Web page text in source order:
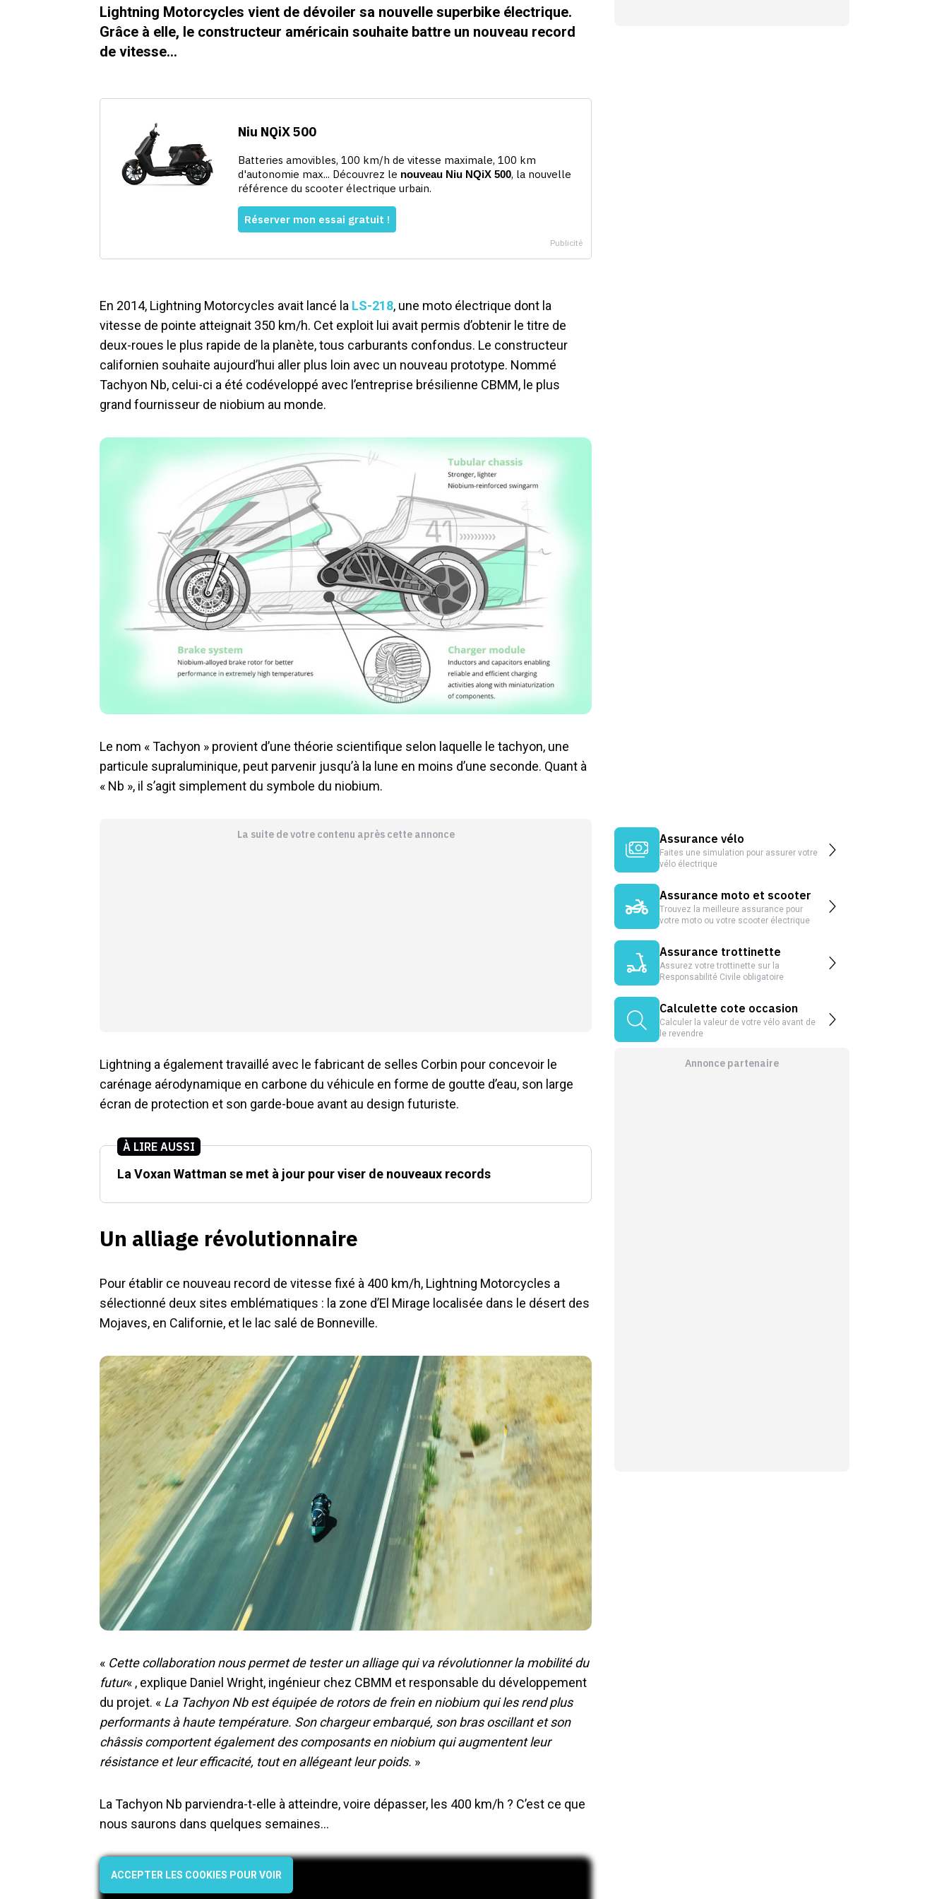
Lightning Motorcycles vient de dévoiler sa nouvelle superbike électrique.
Grâce à elle, le constructeur américain souhaite battre un nouveau record
de vitesse…
En 2014, Lightning Motorcycles avait lancé la LS-218, une moto électrique dont la
vitesse de pointe atteignait 350 km/h. Cet exploit lui avait permis d’obtenir le titre de
deux-roues le plus rapide de la planète, tous carburants confondus. Le constructeur
californien souhaite aujourd’hui aller plus loin avec un nouveau prototype. Nommé
Tachyon Nb, celui-ci a été codéveloppé avec l’entreprise brésilienne CBMM, le plus
grand fournisseur de niobium au monde.
Le nom « Tachyon » provient d’une théorie scientifique selon laquelle le tachyon, une
particule supraluminique, peut parvenir jusqu’à la lune en moins d’une seconde. Quant à
« Nb », il s’agit simplement du symbole du niobium.
La suite de votre contenu après cette annonce
Lightning a également travaillé avec le fabricant de selles Corbin pour concevoir le
carénage aérodynamique en carbone du véhicule en forme de goutte d’eau, son large
écran de protection et son garde-boue avant au design futuriste.
À LIRE AUSSI
La Voxan Wattman se met à jour pour viser de nouveaux records
Un alliage révolutionnaire
Pour établir ce nouveau record de vitesse fixé à 400 km/h, Lightning Motorcycles a
sélectionné deux sites emblématiques : la zone d’El Mirage localisée dans le désert des
Mojaves, en Californie, et le lac salé de Bonneville.
« Cette collaboration nous permet de tester un alliage qui va révolutionner la mobilité du
futur« , explique Daniel Wright, ingénieur chez CBMM et responsable du développement
du projet. « La Tachyon Nb est équipée de rotors de frein en niobium qui les rend plus
performants à haute température. Son chargeur embarqué, son bras oscillant et son
châssis comportent également des composants en niobium qui augmentent leur
résistance et leur efficacité, tout en allégeant leur poids. »
La Tachyon Nb parviendra-t-elle à atteindre, voire dépasser, les 400 km/h ? C’est ce que
nous saurons dans quelques semaines…
ACCEPTER LES COOKIES POUR VOIR
Assurance vélo
Faites une simulation pour assurer votre
vélo électrique
Assurance moto et scooter
Trouvez la meilleure assurance pour
votre moto ou votre scooter électrique
Assurance trottinette
Assurez votre trottinette sur la
Responsabilité Civile obligatoire
Calculette cote occasion
Calculer la valeur de votre vélo avant de
le revendre
Annonce partenaire